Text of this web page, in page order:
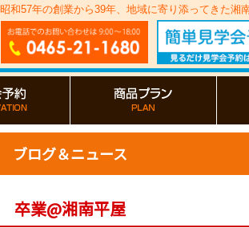
昭和57年の創業から39年、地域に寄り添ってきた
ブログ＆ニュース
卒業@湘南平屋